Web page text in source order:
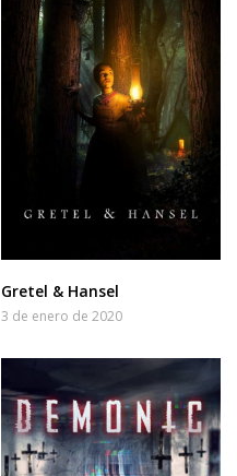
Gretel & Hansel
3 de enero de 2020